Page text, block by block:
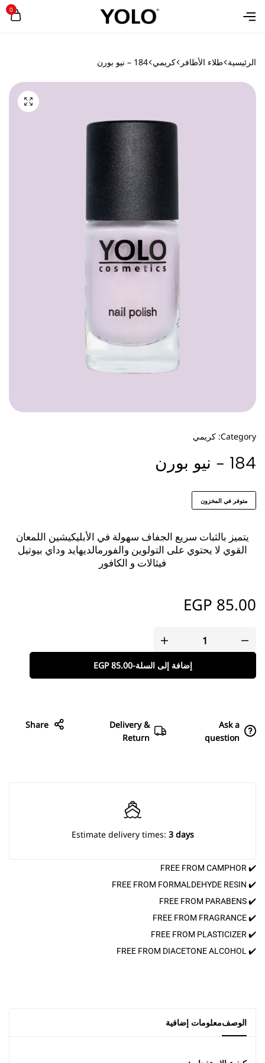
0
الرئيسية طلاء الأظافر كريمي 184 – نيو بورن
Category: كريمي
184 - نيو بورن
متوفر في المخزون
يتميز بالثبات سريع الجفاف سهولة في الأبليكيشين اللمعان
القوي لا يحتوي على التولوين والفورمالديهايد وداي بيوتيل
فيثالات و الكافور
EGP 85.00
إضافة إلى السلة-
EGP85.00
Ask a
question
Delivery &
Return
Share
Estimate delivery times: 3 days
✔️ FREE FROM CAMPHOR
✔️ FREE FROM FORMALDEHYDE RESIN
✔️ FREE FROM PARABENS
✔️ FREE FROM FRAGRANCE
✔️ FREE FROM PLASTICIZER
✔️ FREE FROM DIACETONE ALCOHOL
الوصفمعلومات إضافية